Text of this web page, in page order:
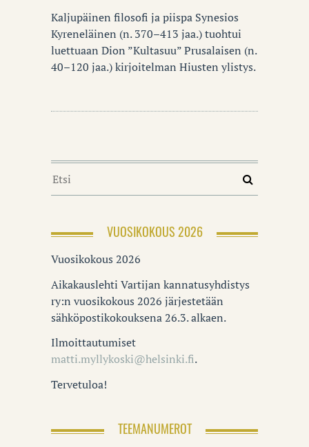
Kaljupäinen filosofi ja piispa Synesios
Kyreneläinen (n. 370–413 jaa.) tuohtui
luettuaan Dion ”Kultasuu” Prusalaisen (n.
40–120 jaa.) kirjoitelman Hiusten ylistys.
VUOSIKOKOUS 2026
Vuosikokous 2026
Aikakauslehti Vartijan kannatusyhdistys
ry:n vuosikokous 2026 järjestetään
sähköpostikokouksena 26.3. alkaen.
Ilmoittautumiset
matti.myllykoski@helsinki.fi.
Tervetuloa!
TEEMANUMEROT